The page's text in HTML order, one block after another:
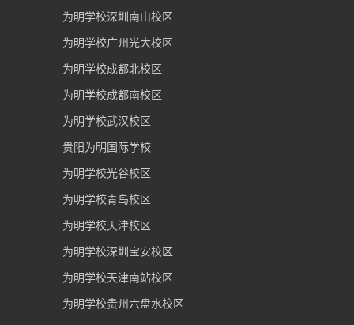
为明学校深圳南山校区
为明学校广州光大校区
为明学校成都北校区
为明学校成都南校区
为明学校武汉校区
贵阳为明国际学校
为明学校光谷校区
为明学校青岛校区
为明学校天津校区
为明学校深圳宝安校区
为明学校天津南站校区
为明学校贵州六盘水校区